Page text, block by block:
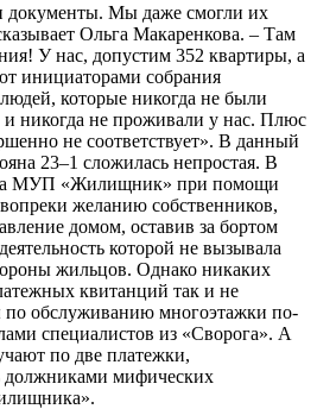
документы. Мы даже смогли их
Ольга Макаренкова. – Там
У нас, допустим 352 квартиры, а
инициаторами собрания
которые никогда не были
никогда не проживали у нас. Плюс
не соответствует». В данный
23–1 сложилась непростая. В
МУП «Жилищник» при помощи
желанию собственников,
домом, оставив за бортом
которой не вызывала
жильцов. Однако никаких
квитанций так и не
по обслуживанию многоэтажки по-
специалистов из «Сворога». А
по две платежки,
должниками мифических